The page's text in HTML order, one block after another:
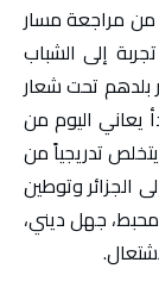
من مراجعة مسار
إلى الشباب
بلدهم تحت شعار
يعاني اليوم من
يتخلص تدريجياً من
الجزائر وتوطين
جهل ديني،